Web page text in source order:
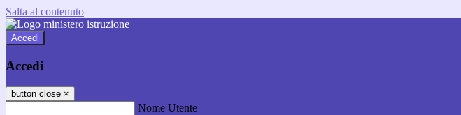
Salta al contenuto
Accedi
Accedi
button close ×
Nome Utente